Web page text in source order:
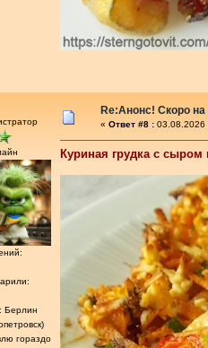
Берлин
гораздо
Re:Анонс! Скоро
« Ответ #8 : 03.08.2026
Куриная грудка с сыром